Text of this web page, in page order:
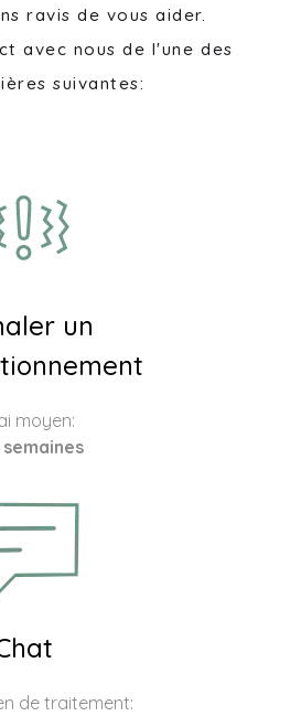
ravis de vous aider.
avec nous de l'une des
suivantes:
un
moyen:
semaines
de traitement: